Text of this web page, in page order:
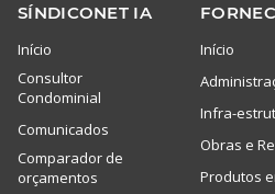
SÍNDICONET IA
Início
Consultor
Condominial
Comunicados
Comparador de
orçamentos
Início
Infra-
Obras e
Produtos